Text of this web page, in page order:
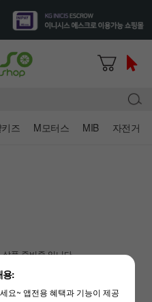
즈 M모터스 MIB 자전거
품 준비중 입니다.
용:
요~ 앱전용 혜택과 기능이 제공